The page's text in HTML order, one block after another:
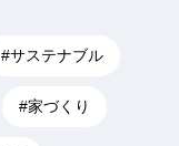
#サステナブル
#家づくり